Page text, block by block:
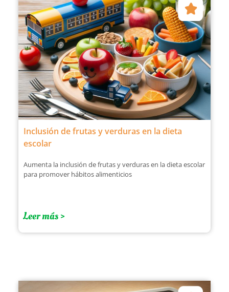
Inclusión de frutas y verduras en la dieta
escolar
Aumenta la inclusión de frutas y verduras en la dieta escolar
para promover hábitos alimenticios
Leer más >